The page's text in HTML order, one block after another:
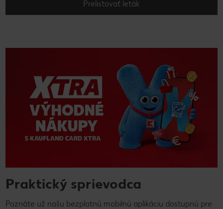
Prelistovať leták
Praktický sprievodca
Poznáte už našu bezplatnú mobilnú aplikáciu dostupnú pre